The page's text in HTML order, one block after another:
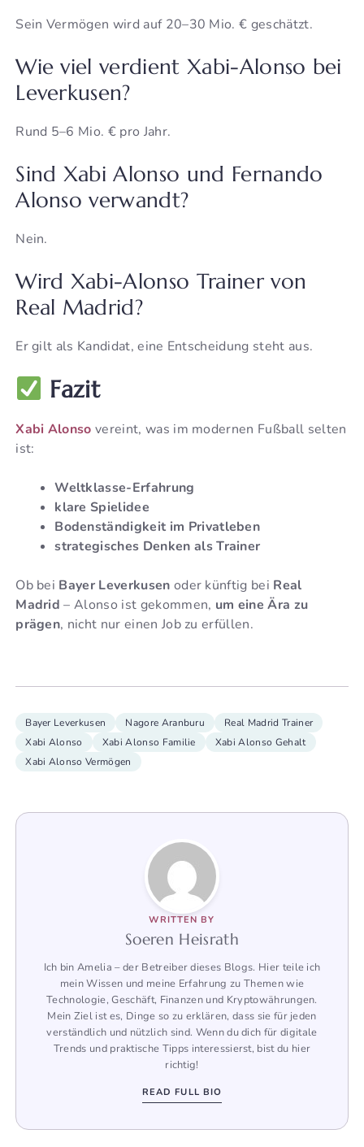
Sein Vermögen wird auf 20–30 Mio. € geschätzt.
Wie viel verdient Xabi-Alonso bei
Leverkusen?
Rund 5–6 Mio. € pro Jahr.
Sind Xabi Alonso und Fernando
Alonso verwandt?
Nein.
Wird Xabi-Alonso Trainer von
Real Madrid?
Er gilt als Kandidat, eine Entscheidung steht aus.
Fazit
Xabi Alonso vereint, was im modernen Fußball selten
ist:
Weltklasse-Erfahrung
klare Spielidee
Bodenständigkeit im Privatleben
strategisches Denken als Trainer
Ob bei Bayer Leverkusen oder künftig bei Real
Madrid – Alonso ist gekommen, um eine Ära zu
prägen, nicht nur einen Job zu erfüllen.
Bayer Leverkusen Nagore Aranburu
Real Madrid Trainer
Xabi Alonso
Xabi Alonso Familie
Xabi Alonso Gehalt
Xabi Alonso Vermögen
WRITTEN BY
Soeren Heisrath
Ich bin Amelia – der Betreiber dieses Blogs. Hier teile ich
mein Wissen und meine Erfahrung zu Themen wie
Technologie, Geschäft, Finanzen und Kryptowährungen.
Mein Ziel ist es, Dinge so zu erklären, dass sie für jeden
verständlich und nützlich sind. Wenn du dich für digitale
Trends und praktische Tipps interessierst, bist du hier
richtig!
READ FULL BIO